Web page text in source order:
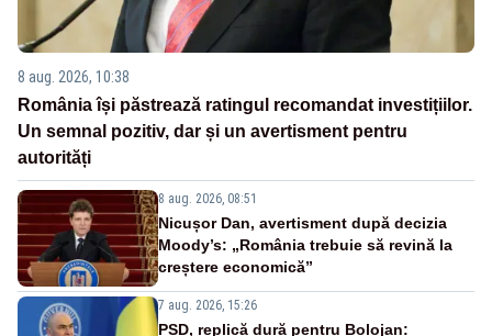
8 aug. 2026, 10:38
România își păstrează ratingul recomandat investițiilor.
Un semnal pozitiv, dar și un avertisment pentru
autorități
8 aug. 2026, 08:51
Nicușor Dan, avertisment după decizia
Moody’s: „România trebuie să revină la
creștere economică”
7 aug. 2026, 15:26
PSD, replică dură pentru Bolojan: